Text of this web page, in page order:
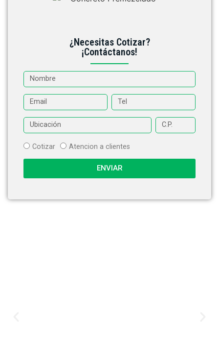
¿Necesitas Cotizar?
¡Contáctanos!
Cotizar Atencion a clientes
ENVIAR